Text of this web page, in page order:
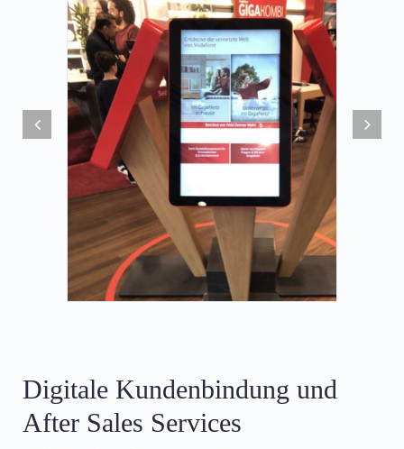
Digitale Kundenbindung und
After Sales Services